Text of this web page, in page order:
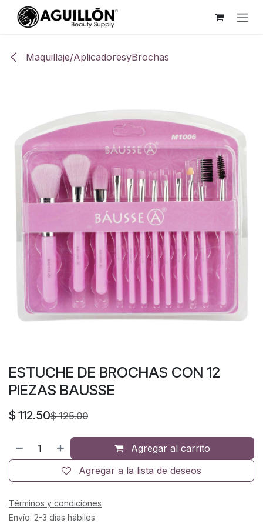
Ir al contenido
Maquillaje/AplicadoresyBrochas
ESTUCHE DE BROCHAS CON 12
PIEZAS BAUSSE
$ 112.50$125.00
Agregar al carrito
Agregar a la lista de deseos
Términos y condiciones
Envío: 2-3 días hábiles